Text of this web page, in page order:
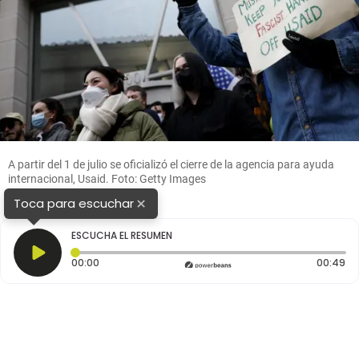
A partir del 1 de julio se oficializó el cierre de la agencia para ayuda
internacional, Usaid. Foto: Getty Images
Toca para escuchar×
ESCUCHA EL RESUMEN
00:00 Tiempo transcurrido: 0 segundos 00:49